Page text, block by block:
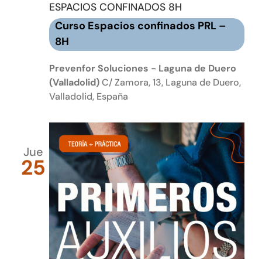
ESPACIOS CONFINADOS 8H
Curso Espacios confinados PRL –
8H
Prevenfor Soluciones - Laguna de Duero
(Valladolid)C/ Zamora, 13, Laguna de Duero,
Valladolid, España
Jue
25